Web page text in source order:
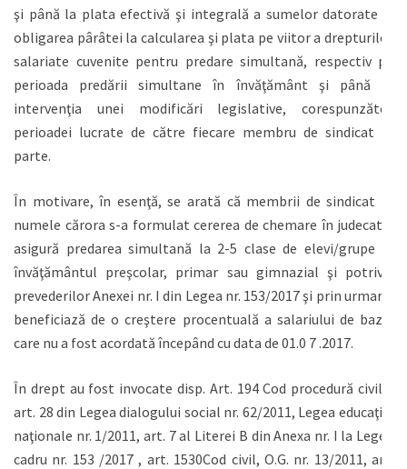
şi până la plata efectivă şi integrală a sumelor datorate şi
obligarea pârâtei la calcularea şi plata pe viitor a drepturilor
salariate cuvenite pentru predare simultană, respectiv pe
perioada predării simultane în învăţământ şi până la
intervenţia unei modificări legislative, corespunzător
perioadei lucrate de către fiecare membru de sindicat în
parte.
În motivare, în esenţă, se arată că membrii de sindicat în
numele cărora s-a formulat cererea de chemare în judecată,
asigură predarea simultană la 2-5 clase de elevi/grupe în
învăţământul preşcolar, primar sau gimnazial şi potrivit
prevederilor Anexei nr. I din Legea nr. 153/2017 şi prin urmare,
beneficiază de o creştere procentuală a salariului de bază,
care nu a fost acordată începând cu data de 01.0 7 .2017.
În drept au fost invocate disp. Art. 194 Cod procedură civilă,
art. 28 din Legea dialogului social nr. 62/2011, Legea educaţiei
naţionale nr. 1/2011, art. 7 al Literei B din Anexa nr. I la Legea
cadru nr. 153 /2017 , art. 1530Cod civil, O.G. nr. 13/2011, art.